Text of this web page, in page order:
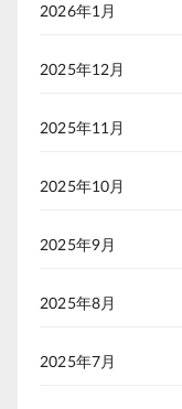
2026年1月
2025年12月
2025年11月
2025年10月
2025年9月
2025年8月
2025年7月